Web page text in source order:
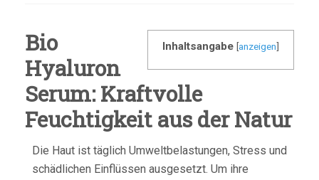
Inhaltsangabe [anzeigen]
Bio
Hyaluron
Serum: Kraftvolle
Feuchtigkeit aus der Natur
Die Haut ist täglich Umweltbelastungen, Stress und
schädlichen Einflüssen ausgesetzt. Um ihre